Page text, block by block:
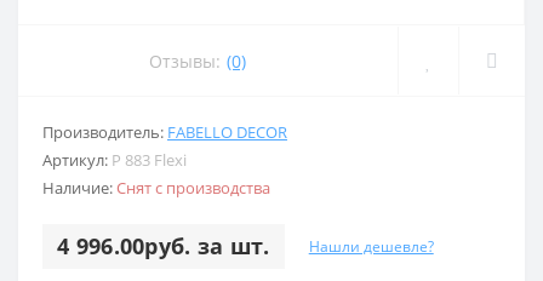
Отзывы: (0)
Производитель: FABELLO DECOR
Артикул: P 883 Flexi
Наличие:Снят с производства
4 996.00руб. за шт. Нашли дешевле?